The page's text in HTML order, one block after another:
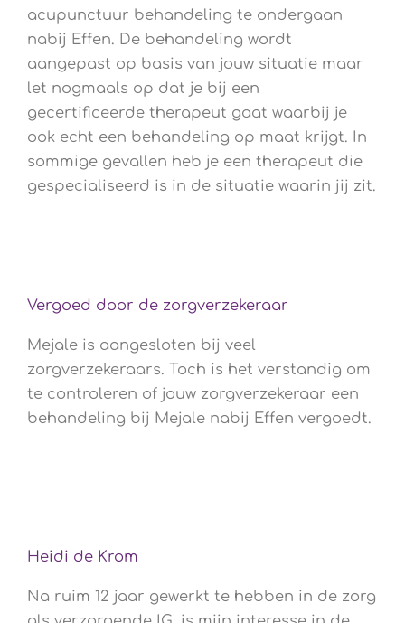
acupunctuur behandeling te ondergaan
nabij Effen. De behandeling wordt
aangepast op basis van jouw situatie maar
let nogmaals op dat je bij een
gecertificeerde therapeut gaat waarbij je
ook echt een behandeling op maat krijgt. In
sommige gevallen heb je een therapeut die
gespecialiseerd is in de situatie waarin jij zit.
Vergoed door de zorgverzekeraar
Mejale is aangesloten bij veel
zorgverzekeraars. Toch is het verstandig om
te controleren of jouw zorgverzekeraar een
behandeling bij Mejale nabij Effen vergoedt.
Heidi de Krom
Na ruim 12 jaar gewerkt te hebben in de zorg